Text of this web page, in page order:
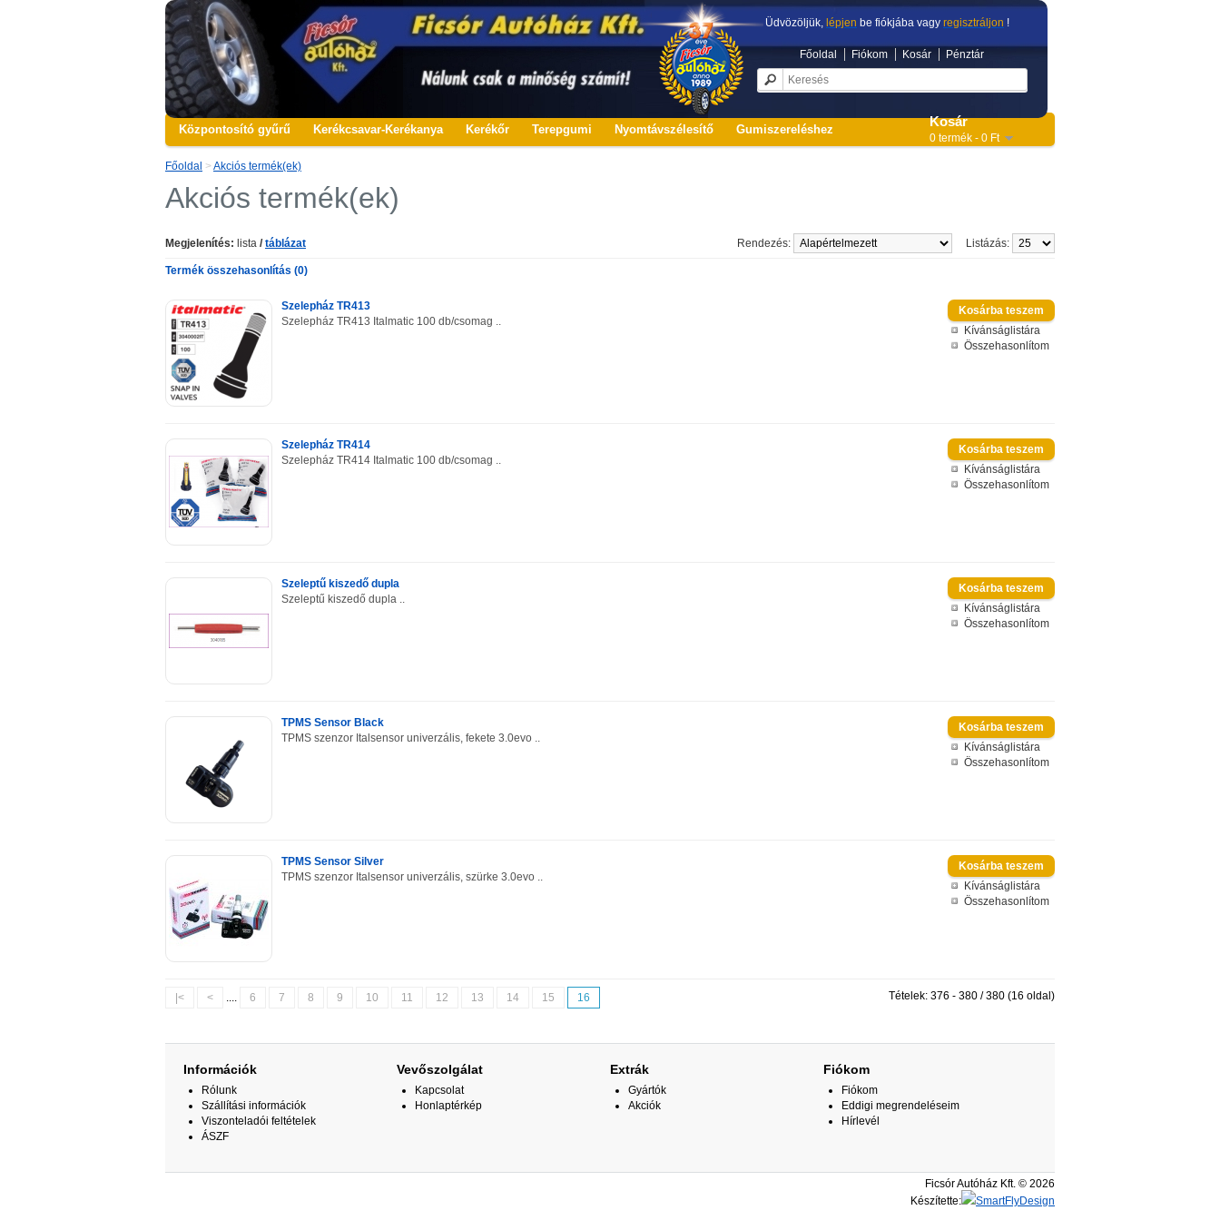
Kosár
0 termék - 0 Ft
Üdvözöljük, lépjen be fiókjába vagy regisztráljon !
Főoldal Fiókom Kosár Pénztár
Központosító gyűrű Kerékcsavar-Kerékanya Kerékőr Terepgumi Nyomtávszélesítő Gumiszereléshez
Főoldal > Akciós termék(ek)
Akciós termék(ek)
Megjelenítés: lista / táblázat Listázás:
Rendezés:
Termék összehasonlítás (0)
Kívánságlistára
Összehasonlítom
Szelepház TR413
Szelepház TR413 Italmatic 100 db/csomag ..
Kívánságlistára
Összehasonlítom
Szelepház TR414
Szelepház TR414 Italmatic 100 db/csomag ..
Kívánságlistára
Összehasonlítom
Szeleptű kiszedő dupla
Szeleptű kiszedő dupla ..
Kívánságlistára
Összehasonlítom
TPMS Sensor Black
TPMS szenzor Italsensor univerzális, fekete 3.0evo ..
Kívánságlistára
Összehasonlítom
TPMS Sensor Silver
TPMS szenzor Italsensor univerzális, szürke 3.0evo ..
|< < .... 6 7 8 9 10 11 12 13 14 15 16 Tételek: 376 - 380 / 380 (16 oldal)
Információk
Rólunk
Szállítási információk
Viszonteladói feltételek
ÁSZF
Vevőszolgálat
Kapcsolat
Honlaptérkép
Extrák
Gyártók
Akciók
Fiókom
Fiókom
Eddigi megrendeléseim
Hírlevél
Ficsór Autóház Kft. © 2026
Készítette:
SmartFlyDesign